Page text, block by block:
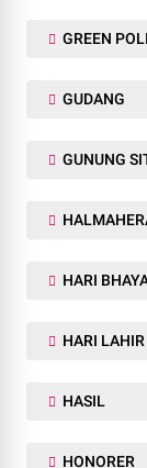
DUMAI
FREETOWN
GELEDAH
GOTONG-
GREEN